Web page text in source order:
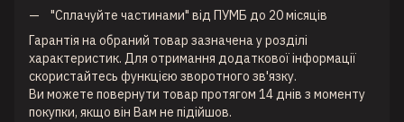
"Сплачуйте частинами" від ПУМБ до 20 місяців
Гарантія на обраний товар зазначена у розділі
характеристик. Для отримання додаткової інформації
скористайтесь функцією зворотного зв'язку.
Ви можете повернути товар протягом 14 днів з моменту
покупки, якщо він Вам не підійшов.